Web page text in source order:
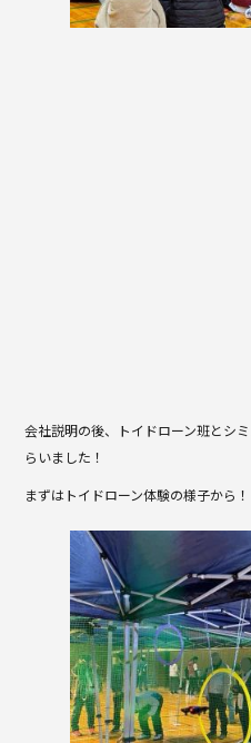
会社説明の後、トイドローン班とシ
らいました！
まずはトイドローン体験の様子から！